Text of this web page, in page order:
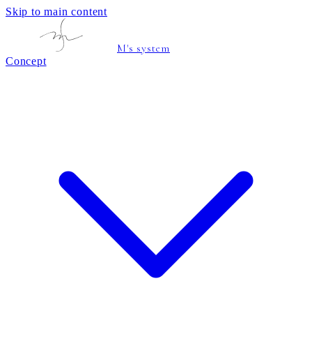
Skip to main content
M's system
Concept